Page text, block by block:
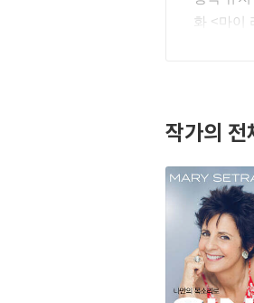
화 <마이
작가의 전